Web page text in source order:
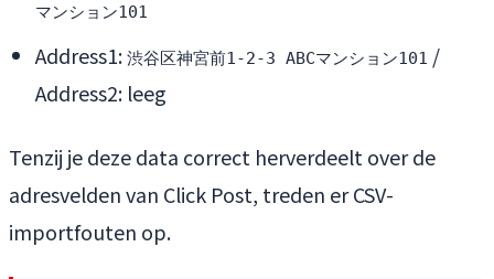
マンション101
Address1: 渋谷区神宮前1-2-3 ABCマンション101 /
Address2: leeg
Tenzij je deze data correct herverdeelt over de
adresvelden van Click Post, treden er CSV-
importfouten op.